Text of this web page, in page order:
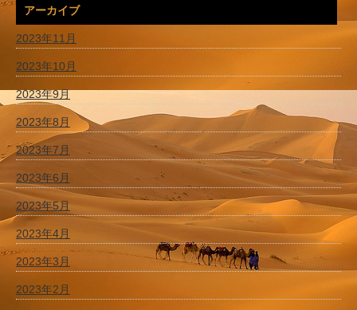
アーカイブ
2023年11月
2023年10月
2023年9月
2023年8月
2023年7月
2023年6月
2023年5月
2023年4月
2023年3月
2023年2月